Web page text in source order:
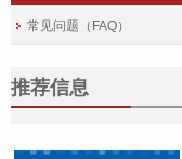
常见问题（FAQ）
推荐信息